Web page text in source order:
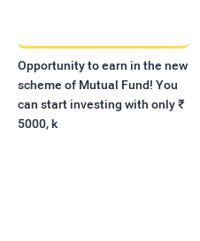
Opportunity to earn in the new
scheme of Mutual Fund! You
can start investing with only ₹
5000, k